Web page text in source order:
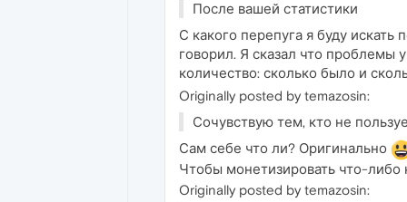
После вашей статистики
С какого перепуга я буду
говорил. Я сказал что проблемы
количество: сколько было и
Originally posted by temazosin:
Сочувствую тем, кто не
Сам себе что ли? Оригинально
Чтобы монетизировать что-либо
Originally posted by temazosin: